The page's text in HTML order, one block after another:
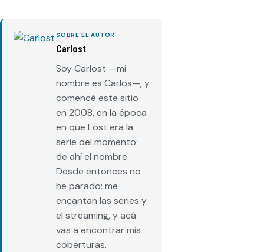
SOBRE EL AUTOR
Carlost
Soy Carlost —mi
nombre es Carlos—, y
comencé este sitio
en 2008, en la época
en que Lost era la
serie del momento:
de ahí el nombre.
Desde entonces no
he parado: me
encantan las series y
el streaming, y acá
vas a encontrar mis
coberturas,